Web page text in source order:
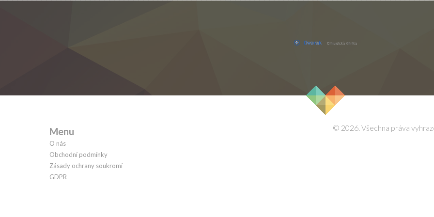
Menu
O nás
Obchodní podmínky
Zásady ochrany soukromí
GDPR
© 2026. Všechna práva